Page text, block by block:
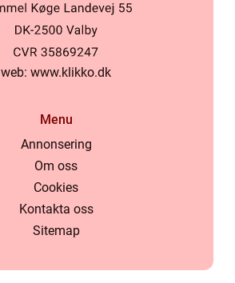
web: www.klikko.dk
Menu
Annonsering
Om oss
Cookies
Kontakta oss
Sitemap